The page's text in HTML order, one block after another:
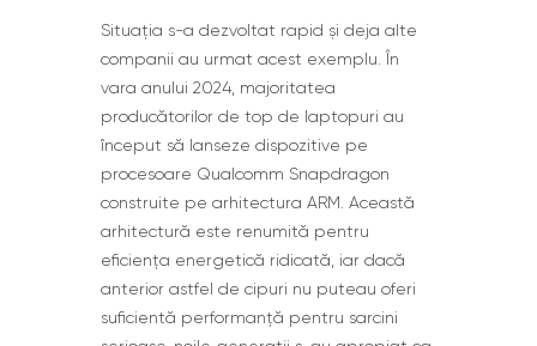
Situația s-a dezvoltat rapid și deja alte
companii au urmat acest exemplu. În
vara anului 2024, majoritatea
producătorilor de top de laptopuri au
început să lanseze dispozitive pe
procesoare Qualcomm Snapdragon
construite pe arhitectura ARM. Această
arhitectură este renumită pentru
eficiența energetică ridicată, iar dacă
anterior astfel de cipuri nu puteau oferi
suficientă performanță pentru sarcini